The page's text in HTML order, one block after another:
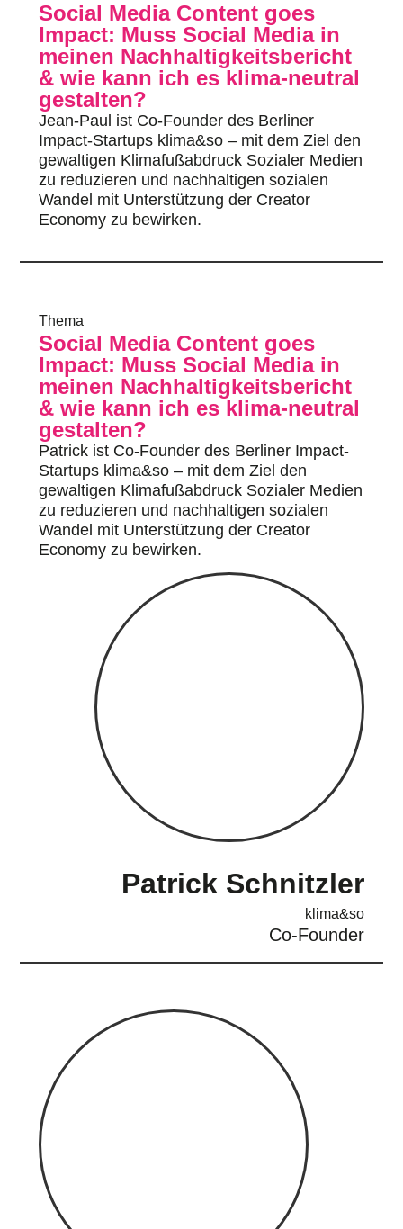
Social Media Content goes
Impact: Muss Social Media in
meinen Nachhaltigkeitsbericht
& wie kann ich es klima-neutral
gestalten?
Jean-Paul ist Co-Founder des Berliner
Impact-Startups klima&so – mit dem Ziel den
gewaltigen Klimafußabdruck Sozialer Medien
zu reduzieren und nachhaltigen sozialen
Wandel mit Unterstützung der Creator
Economy zu bewirken.
Patrick Schnitzler
klima&so
Co-Founder
Thema
Social Media Content goes
Impact: Muss Social Media in
meinen Nachhaltigkeitsbericht
& wie kann ich es klima-neutral
gestalten?
Patrick ist Co-Founder des Berliner Impact-
Startups klima&so – mit dem Ziel den
gewaltigen Klimafußabdruck Sozialer Medien
zu reduzieren und nachhaltigen sozialen
Wandel mit Unterstützung der Creator
Economy zu bewirken.